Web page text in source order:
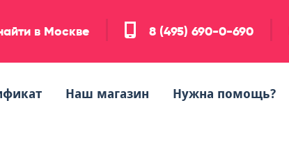
в Москве 8 (495) 690-0-690
Наш магазин Нужна помощь?